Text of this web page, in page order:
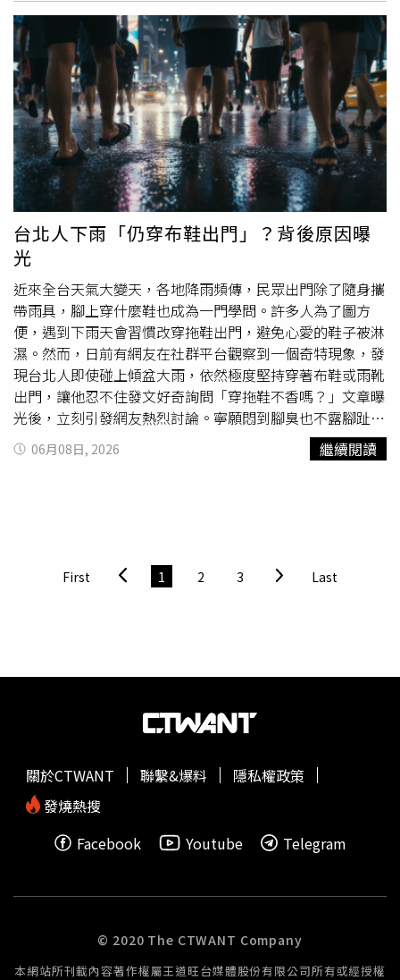
人都不敢下田工作。根據相關人員的統計和調查，目前已確
認該地至少有2起放生事件，分別在去年冬季和今年5月，不
過截至目前為止，實際放生數量尚未詳細調查清楚，雖然都
是些無毒蛇，但仍舊造成當地困擾，他們也呼籲，希望不要
亂放生蛇，並共同維護當地生態環境。事實上，放生事件一
直以來層出不窮、千奇百怪，中國貴州省貴陽市就有一名女
子被拍到疑似在放生奶茶，許多看完影片的網友都覺不可思
議，甚至還傳出連礦泉水都能「放生」。
台北人下雨「仍穿布鞋出門」？背後原因曝
光
近來全台天氣大變天，各地降雨頻傳，民眾出門除了隨身攜
帶雨具，腳上穿什麼鞋也成為一門學問。許多人為了圖方
便，遇到下雨天會習慣改穿拖鞋出門，避免心愛的鞋子被淋
濕。然而，日前有網友在社群平台觀察到一個奇特現象，發
現台北人即使碰上傾盆大雨，依然極度堅持穿著布鞋或雨靴
出門，讓他忍不住發文好奇詢問「穿拖鞋不香嗎？」文章曝
光後，立刻引發網友熱烈討論。寧願悶到腳臭也不露腳趾？
該名網友在社群平台Threads上發文表示，自己發現一個有
趣的職場與地域現象，不論是台北土生土長的人，還是來到
即釣出一票「土生土長台北人」現身說法，不少台北網友直
言，「我土生台北人，絕不穿拖鞋出家門」、「我土生台北
運上坐著就被迫看別人的腳趾，我不想看別人的腳趾，所以
要是出門就是從來沒有穿過拖鞋，可能潛意識覺得邋遢、不
精緻之類的，個人想法是這樣，但穿拖鞋的人也沒問題，我
之外，大批內行網友更進一步點出不穿拖鞋的「實際防禦原
因」，其中都市路面的髒水被視為最大噩夢，網友一面倒指
司可以換室內鞋子跟襪子，乾淨多了」、「路上的水很噁
很容易受傷。而去是下雨又不是淹水，淹水就真是很髒（但
淹水也不會出門吧）」、「拖鞋很滑也不穩定，下雨更危
險」、「看版主好像真心疑惑，來認真回：穿布鞋比拖鞋安
06月08日, 2026 繼續閱讀
First 1 2 3 Last
關於CTWANT 聯繫&爆料
隱私權政策
發燒熱搜
Facebook
Youtube Telegram
© 2020 The CTWANT Company
本網站所刊載內容著作權屬王道旺台媒體股份有限公司所有或經授權